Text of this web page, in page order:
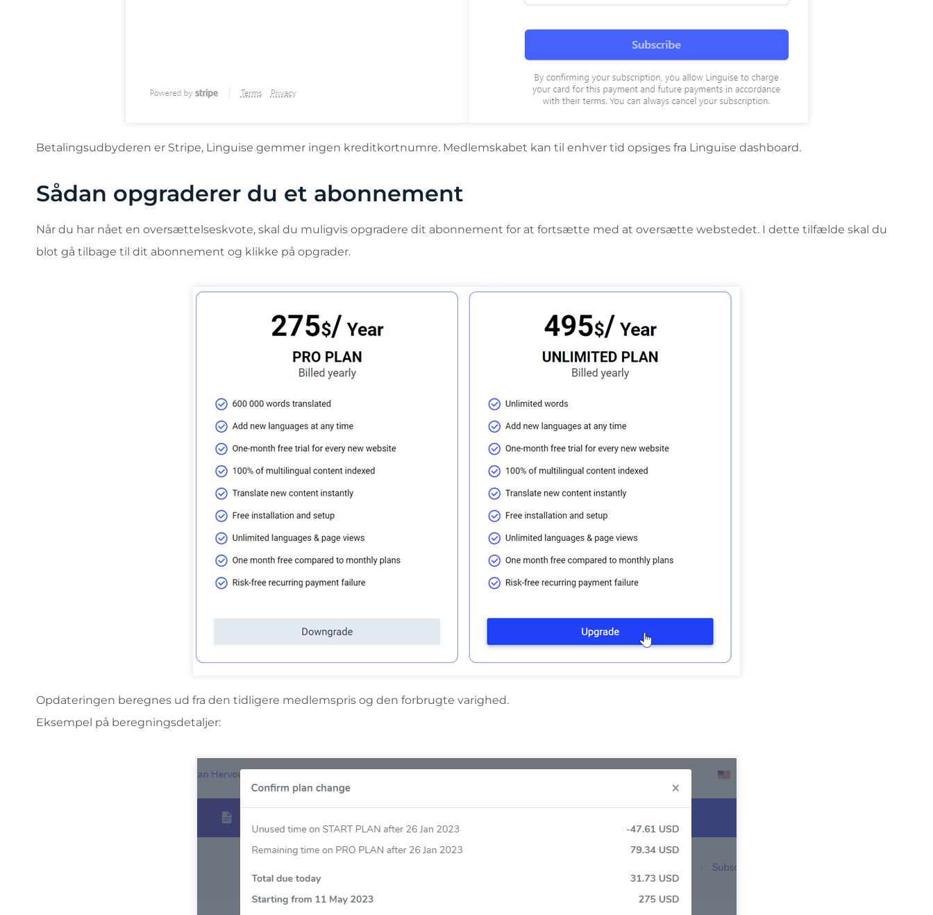
Betalingsudbyderen er Stripe, Linguise gemmer ingen kreditkortnumre. Medlemskabet kan til enhver tid opsiges fra Linguise dashboard.
Sådan opgraderer du et abonnement
Når du har nået en oversættelseskvote, skal du muligvis opgradere dit abonnement for at fortsætte med at oversætte webstedet. I dette tilfælde skal du
blot gå tilbage til dit abonnement og klikke på opgrader.
Opdateringen beregnes ud fra den tidligere medlemspris og den forbrugte varighed.
Eksempel på beregningsdetaljer: